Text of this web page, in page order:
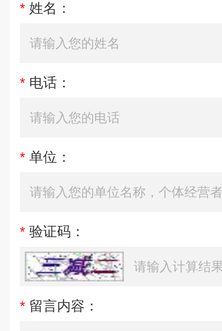
* 姓名：
* 电话：
* 单位：
* 验证码：
* 留言内容：